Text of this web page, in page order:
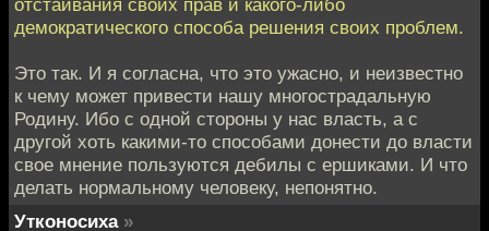
отстаивания своих прав и какого-либо
демократического способа решения своих проблем.
Это так. И я согласна, что это ужасно, и неизвестно
к чему может привести нашу многострадальную
Родину. Ибо с одной стороны у нас власть, а с
другой хоть какими-то способами донести до власти
свое мнение пользуются дебилы с ершиками. И что
делать нормальному человеку, непонятно.
Утконосиха »